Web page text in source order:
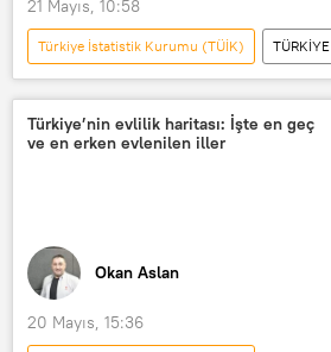
21 Mayıs, 10:58
Türkiye İstatistik Kurumu (TÜİK)
TÜRKİYE
TÜİK
doğum istatistikleri
Bebek
Doğum
Türkiye’nin evlilik haritası: İşte en geç
ve en erken evlenilen iller
Okan Aslan
20 Mayıs, 15:36